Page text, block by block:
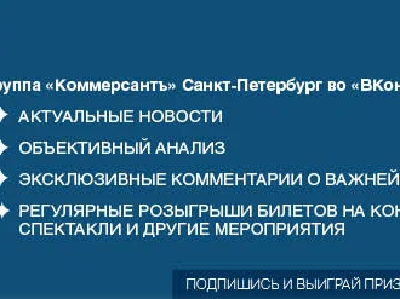
в «Ъ» www.kommersant.ru/ad